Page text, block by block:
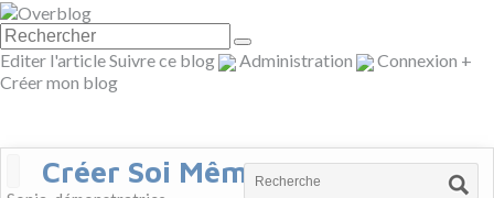
Editer l'articleSuivre ce blog Administration Connexion +
Créer mon blog
Créer Soi Même